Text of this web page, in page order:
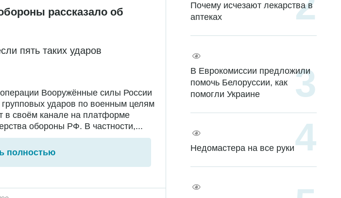
рассказало об
пять таких ударов
Вооружённые силы России
ударов по военным целям
в своём канале на платформе
обороны РФ. В частности,...
полностью
Почему исчезают лекарства в
аптеках
В Еврокомиссии предложили
помочь Белоруссии, как
помогли Украине
Недомастера на все руки